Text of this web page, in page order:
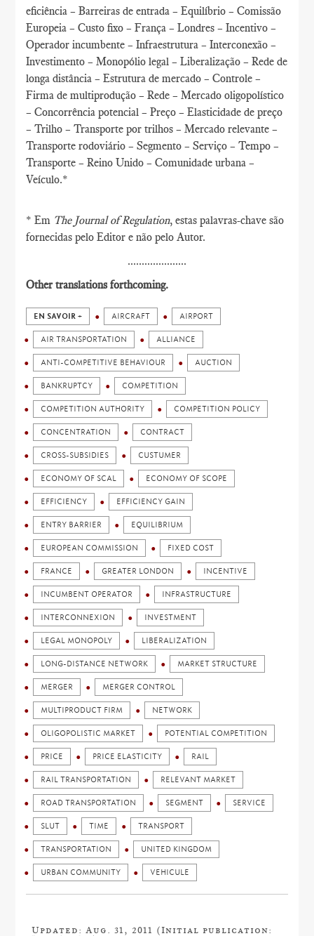
eficiência – Barreiras de entrada – Equilíbrio – Comissão
Europeia – Custo fixo – França – Londres – Incentivo –
Operador incumbente – Infraestrutura – Interconexão –
Investimento – Monopólio legal – Liberalização – Rede de
longa distância – Estrutura de mercado – Controle –
Firma de multiprodução – Rede – Mercado oligopolístico
– Concorrência potencial – Preço – Elasticidade de preço
– Trilho – Transporte por trilhos – Mercado relevante –
Transporte rodoviário – Segmento – Serviço – Tempo –
Transporte – Reino Unido – Comunidade urbana –
Veículo.*
* Em The Journal of Regulation, estas palavras-chave são
fornecidas pelo Editor e não pelo Autor.
.....................
Other translations forthcoming.
EN SAVOIR + AIRCRAFT AIRPORT
AIR TRANSPORTATION ALLIANCE
ANTI-COMPETITIVE BEHAVIOUR AUCTION
BANKRUPTCY COMPETITION
COMPETITION AUTHORITY COMPETITION POLICY
CONCENTRATION CONTRACT
CROSS-SUBSIDIES CUSTUMER
ECONOMY OF SCAL ECONOMY OF SCOPE
EFFICIENCY EFFICIENCY GAIN
ENTRY BARRIER EQUILIBRIUM
EUROPEAN COMMISSION FIXED COST
FRANCE GREATER LONDON INCENTIVE
INCUMBENT OPERATOR INFRASTRUCTURE
INTERCONNEXION INVESTMENT
LEGAL MONOPOLY LIBERALIZATION
LONG-DISTANCE NETWORK MARKET STRUCTURE
MERGER MERGER CONTROL
MULTIPRODUCT FIRM NETWORK
OLIGOPOLISTIC MARKET POTENTIAL COMPETITION
PRICE PRICE ELASTICITY RAIL
RAIL TRANSPORTATION RELEVANT MARKET
ROAD TRANSPORTATION SEGMENT SERVICE
SLUT TIME TRANSPORT
TRANSPORTATION UNITED KINGDOM
URBAN COMMUNITY VEHICULE
Updated: Aug. 31, 2011 (Initial publication: